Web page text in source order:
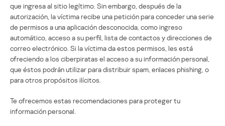
que ingresa al sitio legítimo. Sin embargo, después de la
autorización, la víctima recibe una petición para conceder una serie
de permisos a una aplicación desconocida, como ingreso
automático, acceso a su perfil, lista de contactos y direcciones de
correo electrónico. Si la víctima da estos permisos, les está
ofreciendo a los ciberpiratas el acceso a su información personal,
que éstos podrán utilizar para distribuir spam, enlaces phishing, o
para otros propósitos ilícitos.
Te ofrecemos estas recomendaciones para proteger tu
información personal.